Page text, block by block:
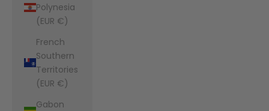
Polynesia
(EUR €)
French
Southern
Territories
(EUR €)
Gabon